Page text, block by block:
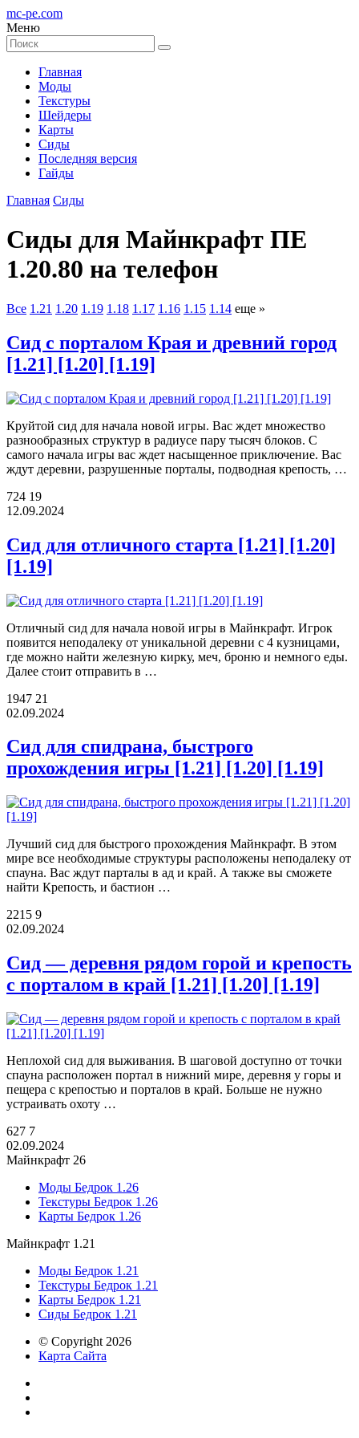
mc-pe.com
Меню
Главная
Моды
Текстуры
Шейдеры
Карты
Сиды
Последняя версия
Гайды
Главная Сиды
Сиды для Майнкрафт ПЕ
1.20.80 на телефон
Все 1.21 1.20 1.19 1.18 1.17 1.16 1.15 1.14 еще »
Cид с порталом Края и древний город
[1.21] [1.20] [1.19]
Круйтой сид для начала новой игры. Вас ждет множество
разнообразных структур в радиусе пару тысяч блоков. С
самого начала игры вас ждет насыщенное приключение. Вас
ждут деревни, разрушенные порталы, подводная крепость, …
724 19
12.09.2024
Сид для отличного старта [1.21] [1.20]
[1.19]
Отличный сид для начала новой игры в Майнкрафт. Игрок
появится неподалеку от уникальной деревни с 4 кузницами,
где можно найти железную кирку, меч, броню и немного еды.
Далее стоит отправить в …
1947 21
02.09.2024
Сид для спидрана, быстрого
прохождения игры [1.21] [1.20] [1.19]
Лучший сид для быстрого прохождения Майнкрафт. В этом
мире все необходимые структуры расположены неподалеку от
спауна. Вас ждут парталы в ад и край. А также вы сможете
найти Крепость, и бастион …
2215 9
02.09.2024
Cид — деревня рядом горой и крепость
c порталом в край [1.21] [1.20] [1.19]
Неплохой сид для выживания. В шаговой доступно от точки
спауна расположен портал в нижний мире, деревня у горы и
пещера с крепостью и порталов в край. Больше не нужно
устраивать охоту …
627 7
02.09.2024
Майнкрафт 26
Моды Бедрок 1.26
Текстуры Бедрок 1.26
Карты Бедрок 1.26
Майнкрафт 1.21
Моды Бедрок 1.21
Текстуры Бедрок 1.21
Карты Бедрок 1.21
Сиды Бедрок 1.21
© Copyright 2026
Карта Сайта